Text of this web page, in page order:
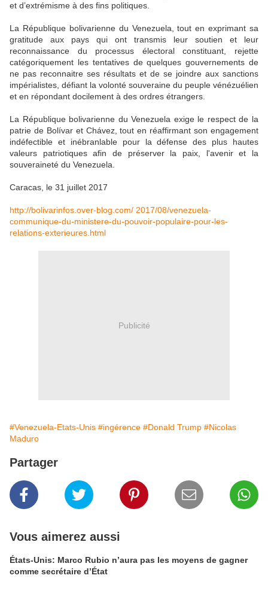
et d’extrémisme à des fins politiques.
La République bolivarienne du Venezuela, tout en exprimant sa
gratitude aux pays qui ont transmis leur soutien et leur
reconnaissance du processus électoral constituant, rejette
catégoriquement les tentatives de quelques gouvernements de
ne pas reconnaitre ses résultats et de se joindre aux sanctions
impérialistes, défiant la volonté souveraine du peuple vénézuélien
et en répondant docilement à des ordres étrangers.
La République bolivarienne du Venezuela exige le respect de la
patrie de Bolívar et Chávez, tout en réaffirmant son engagement
indéfectible et inébranlable pour la défense des plus hautes
valeurs patriotiques afin de préserver la paix, l'avenir et la
souveraineté du Venezuela.
Caracas, le 31 juillet 2017
http://bolivarinfos.over-blog.com/ 2017/08/venezuela-
communique-du-ministere-du-pouvoir-populaire-pour-les-
relations-exterieures.html
Publicité
#Venezuela-Etats-Unis #ingérence #Donald Trump #Nicolas
Maduro
Partager
Vous aimerez aussi
États-Unis: Marco Rubio n’aura pas les moyens de gagner
comme secrétaire d’État